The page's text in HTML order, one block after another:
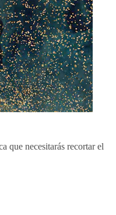
que necesitarás recortar el